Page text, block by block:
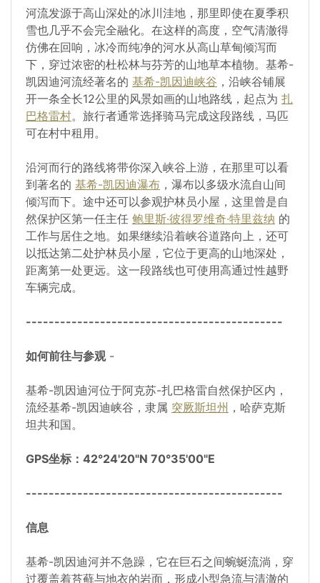
河流发源于高山深处的冰川洼地，那里即使在夏季积
雪也几乎不会完全融化。在这样的高度，空气清澈得
仿佛在回响，冰冷而纯净的河水从高山草甸倾泻而
下，穿过浓密的杜松林与芬芳的山地草本植物。基希-
凯因迪河流经著名的 基希-凯因迪峡谷 ，沿峡谷铺展
开一条全长12公里的风景如画的山地路线，起点为 扎
巴格雷村。旅行者通常选择骑马完成这段路线，马匹
可在村中租用。
沿河而行的路线将带你深入峡谷上游，在那里可以看
到著名的 基希-凯因迪瀑布 ，瀑布以多级水流自山间
倾泻而下。途中还可以参观护林员小屋，这里曾是自
然保护区第一任主任 鲍里斯·彼得罗维奇·特里兹纳 的
工作与居住之地。如果继续沿着峡谷道路向上，还可
以抵达第二处护林员小屋，它位于更高的山地深处，
距离第一处更远。这一段路线也可使用高通过性越野
车辆完成。
---------------------------------------------
如何前往与参观-
基希-凯因迪河位于阿克苏-扎巴格雷自然保护区内，
流经基希-凯因迪峡谷，隶属 突厥斯坦州 ，哈萨克斯
坦共和国。
GPS坐标：42°24'20"N 70°35'00"E
---------------------------------------------
信息
基希-凯因迪河并不急躁，它在巨石之间蜿蜒流淌，穿
过覆盖着苔藓与地衣的岩面，形成小型急流与清澈的